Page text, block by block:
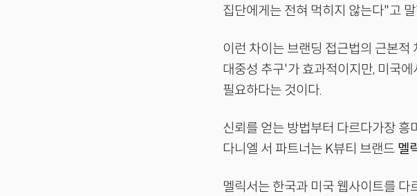
집단에게는 전혀 먹히지 않는다"고
이런 차이는 브랜딩 접근법의 근본적
대중성 추구'가 효과적이지만, 미국
필요하다는 것이다.
신뢰를 얻는 방법부터 다르다가장
다니엘 서 파트너는 K뷰티 브랜드 멜
멜릭서는 한국과 미국 웹사이트를